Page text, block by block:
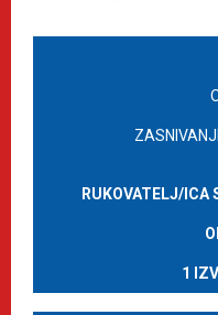
RUKOVATELJ/
1